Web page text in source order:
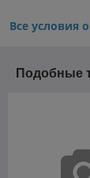
Все условия
Подобные